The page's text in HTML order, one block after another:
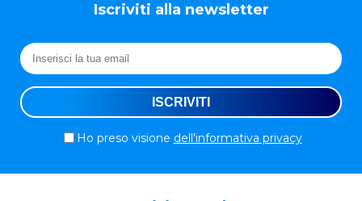
Iscriviti alla newsletter
Ho preso visione dell'informativa privacy